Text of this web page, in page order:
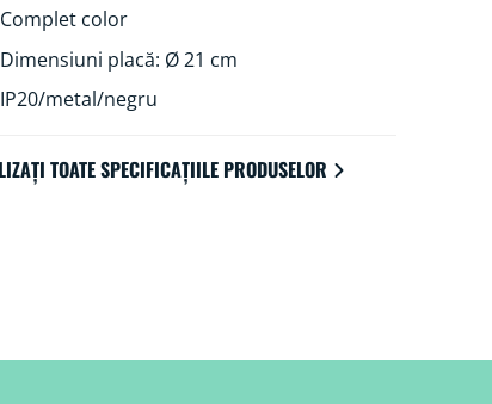
Complet color
Dimensiuni placă: Ø 21 cm
IP20/metal/negru
TOATE SPECIFICAȚIILE PRODUSELOR